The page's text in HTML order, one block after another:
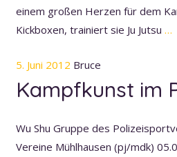
einem großen Herzen für dem
Kickboxen, trainiert sie Ju Jutsu …
5. Juni 2012 Bruce
Kampfkunst im
Wu Shu Gruppe des
Vereine Mühlhausen (pj/mdk)